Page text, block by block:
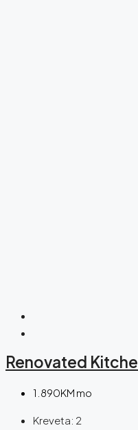
Renovated
1.890KM mo
Kreveta: 2